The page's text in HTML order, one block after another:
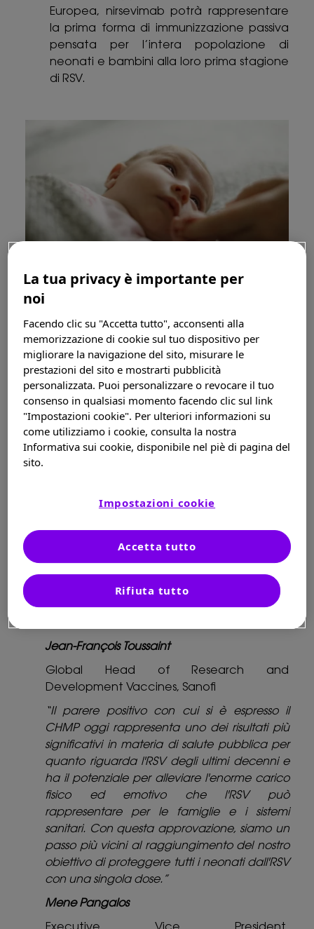
Europea, nirsevimab potrà rappresentare
la prima forma di immunizzazione passiva
pensata per l’intera popolazione di
neonati e bambini alla loro prima stagione
di RSV.
Parigi, 16 settembre 2022.L’European
Medicines Agency’s Committee for Medicinal
Products for Human Use (CHMP) ha espresso
parere favorevole all’autorizzazione
all’immissione in commercio di nirsevimab (il suo
nome commerciale è Beyfortus
) per la
prevenzione delle infezioni del tratto
respiratorio inferiore da virus respiratorio
sinciziale (RSV) nei neonati e nei bambini nella
nirsevimab potrà rappresentare la prima e
singola dedicata all’intera popolazione di
neonati, compresi quelli nati sani, a termine o
pretermine, o con specifiche condizioni di
salute. Nirsevimab è sviluppato
congiuntamente da Sanofi e AstraZeneca.
Jean-François Toussaint
Global Head of Research and
Development Vaccines, Sanofi
“Il parere positivo con cui si è espresso il
CHMP oggi rappresenta uno dei risultati più
significativi in materia di salute pubblica per
quanto riguarda l'RSV degli ultimi decenni e
ha il potenziale per alleviare l'enorme carico
fisico ed emotivo che l'RSV può
rappresentare per le famiglie e i sistemi
sanitari. Con questa approvazione, siamo un
passo più vicini al raggiungimento del nostro
obiettivo di proteggere tutti i neonati dall'RSV
con una singola dose.”
Mene Pangalos
La tua privacy è importante per
noi
Facendo clic su "Accetta tutto", acconsenti alla
memorizzazione di cookie sul tuo dispositivo per
migliorare la navigazione del sito, misurare le
prestazioni del sito e mostrarti pubblicità
personalizzata. Puoi personalizzare o revocare il tuo
consenso in qualsiasi momento facendo clic sul link
"Impostazioni cookie". Per ulteriori informazioni su
come utilizziamo i cookie, consulta la nostra
Informativa sui cookie, disponibile nel piè di pagina del
sito.
Impostazioni cookie
Rifiuta tutto
Accetta tutto